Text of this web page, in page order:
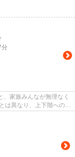
分
家族みんなが無理なく